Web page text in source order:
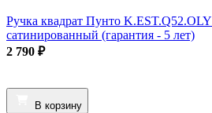
Ручка квадрат Пунто
сатинированный (гарантия - 5 лет)
2 790 ₽
В корзину